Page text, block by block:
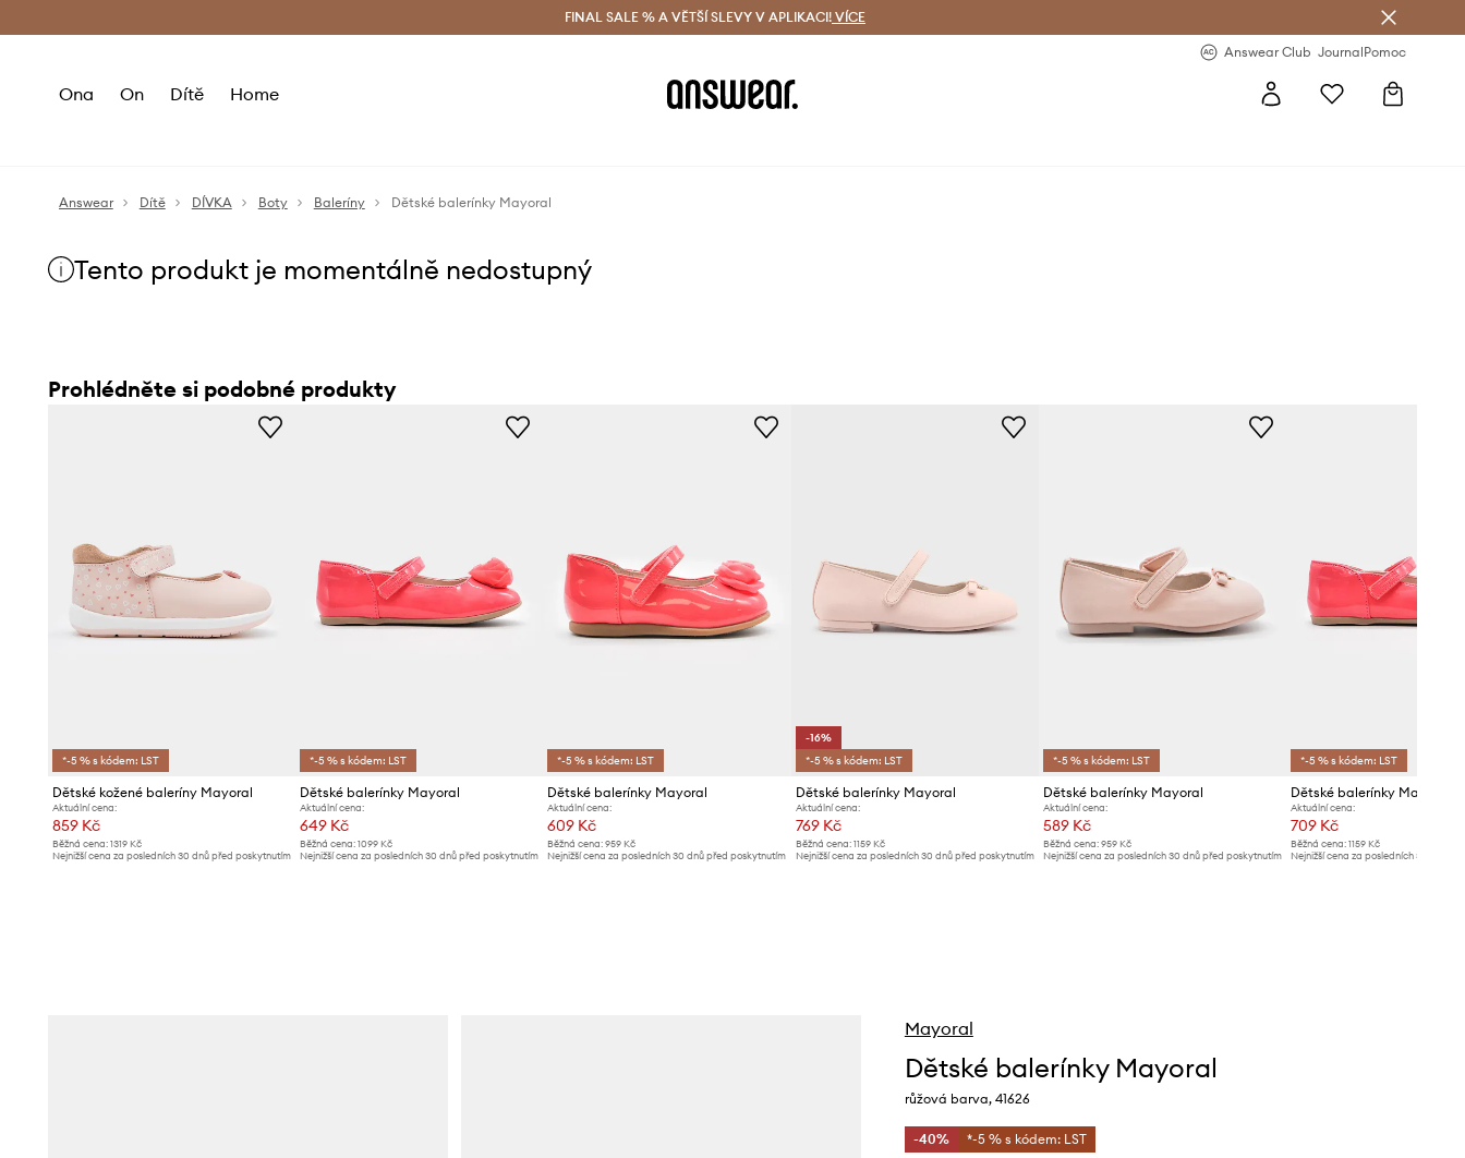
Doručení a vrácení zdarma (od 1800 Kč) Doručení i do 24 h
FINAL SALE % A VĚTŠÍ SLEVY V APLIKACI! VÍCE
Answear Club JournalPomoc
Ona On Dítě Home
Answear Dítě DÍVKA Boty Baleríny Dětské balerínky Mayoral
Tento produkt je momentálně nedostupný
Prohlédněte si podobné produkty
*-5 % s kódem: LST
Dětské kožené baleríny Mayoral
Aktuální cena:
859 Kč
Běžná cena: 1319 Kč
Nejnižší cena za posledních 30 dnů před poskytnutím
*-5 % s kódem: LST
Dětské balerínky Mayoral
Aktuální cena:
649 Kč
Běžná cena:1099 Kč
Nejnižší cena za posledních 30 dnů před poskytnutím
*-5 % s kódem: LST
Dětské balerínky Mayoral
Aktuální cena:
609 Kč
Běžná cena: 959 Kč
Nejnižší cena za posledních 30 dnů před poskytnutím
-16%
*-5 % s kódem: LST
Dětské balerínky Mayoral
Aktuální cena:
769 Kč
Běžná cena: 1159 Kč
Nejnižší cena za posledních 30 dnů před poskytnutím
*-5 % s kódem: LST
Dětské balerínky Mayoral
Aktuální cena:
589 Kč
Běžná cena:959 Kč
Nejnižší cena za posledních 30 dnů před poskytnutím
*-5 % s kódem: LST
Dětské balerínky Mayoral
Aktuální cena:
709 Kč
Běžná cena: 1159 Kč
Nejnižší cena za posledních 30 dnů
Mayoral
Dětské balerínky Mayoral
růžová barva, 41626
-40% *-5 % s kódem: LST